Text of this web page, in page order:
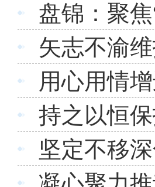
盘锦：聚
矢志不渝
用心用情
持之以恒
坚定不移